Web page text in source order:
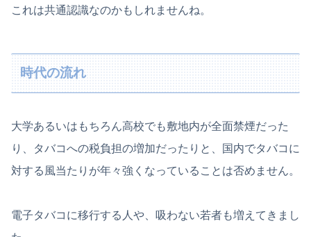
これは共通認識なのかもしれませんね。
時代の流れ
大学あるいはもちろん高校でも敷地内が全面禁煙だった
り、タバコへの税負担の増加だったりと、国内でタバコに
対する風当たりが年々強くなっていることは否めません。
電子タバコに移行する人や、吸わない若者も増えてきまし